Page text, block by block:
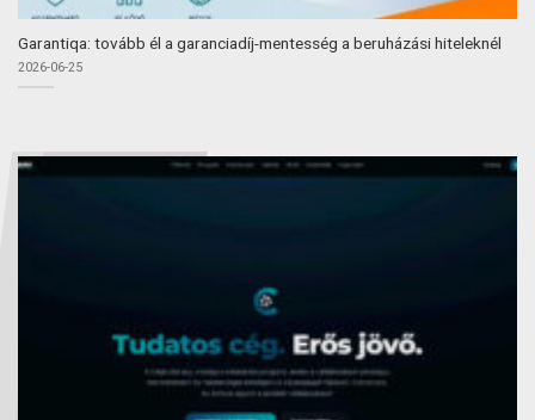
Garantiqa: tovább él a garanciadíj-mentesség a beruházási hiteleknél
2026-06-25